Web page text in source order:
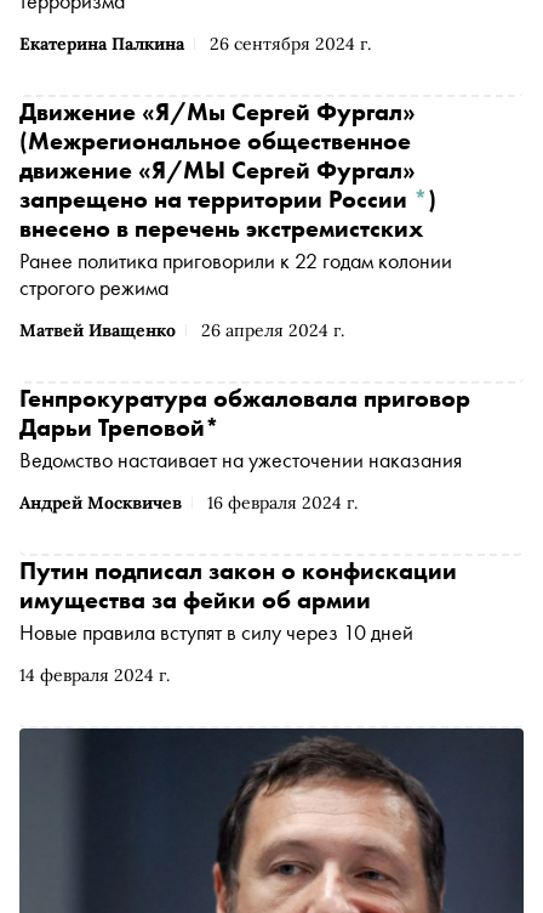
Екатерина Палкина 26 сентября 2024 г.
Матвей Иващенко 26 апреля 2024 г.
Движение «Я/Мы Сергей Фургал»
(Межрегиональное общественное
движение «Я/МЫ Сергей Фургал»
запрещено на территории России *)
внесено в перечень экстремистских
Ранее политика приговорили к 22 годам колонии
строгого режима
Андрей Москвичев 16 февраля 2024 г.
Генпрокуратура обжаловала приговор
Дарьи Треповой*
Ведомство настаивает на ужесточении наказания
14 февраля 2024 г.
Путин подписал закон о конфискации
имущества за фейки об армии
Новые правила вступят в силу через 10 дней